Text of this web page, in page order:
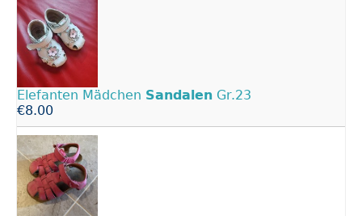
Elefanten Mädchen Sandalen Gr.23
€8.00